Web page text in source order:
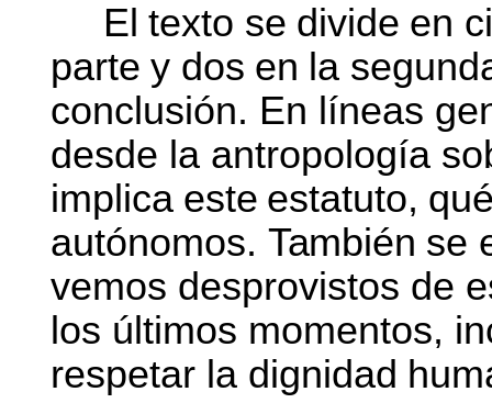
El texto se divide en
parte y dos en la
conclusión. En líneas
desde la antropología
implica este estatuto,
autónomos. También se
vemos desprovistos de
los últimos momentos,
respetar la dignidad